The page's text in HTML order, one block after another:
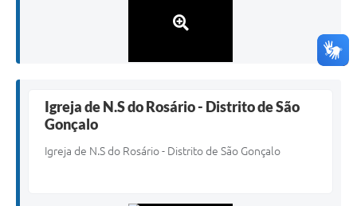
Igreja de N.S do Rosário - Distrito de São
Gonçalo
Igreja de N.S do Rosário - Distrito de São Gonçalo